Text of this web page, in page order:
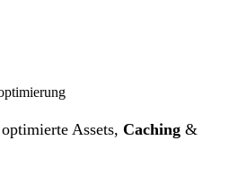
Assets, Caching &